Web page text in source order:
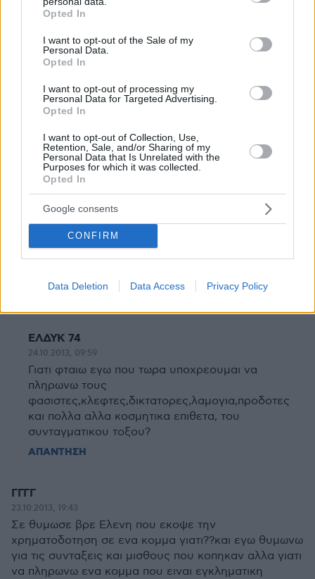
grant or deny consent to Google and its third-party tags to
use your data for below specified purposes in below Google
consent section.
Opted In
I want to opt-out of the Sale of my
Personal Data.
Opted In
I want to opt-out of processing my
Personal Data for Targeted Advertising.
Opted In
I want to opt-out of Collection, Use,
Retention, Sale, and/or Sharing of my
Personal Data that Is Unrelated with the
Purposes for which it was collected.
Opted In
Google consents
CONFIRM
Data Deletion Data Access Privacy Policy
ΦΟΝΟ-Αυγή γιά "να ξεβρωμίσει η Ελλάδα"; Αφού
του ΡΑΤΣΙΣΜΟΥ και του ΜΙΣΟΥΣ είναι...
ΑΠΑΝΤΗΣΗ
23.10.2013, 19:49
Σωστο στο σωστο θα ελεγα!!και αργησαν οσο για την
αντιδραση...τοσα κομματα υπαρχουν...την
εγκληματικη οργανωση βρηκες!!
ΑΠΑΝΤΗΣΗ
ΓΓΓΓ
23.10.2013, 19:48
και γω τι σου φταιω να πληρωνω μια εγκληματικη
δεν περιμενε τα ψιχουλα!!
ΕΛΔΥΚ 74
24.10.2013, 09:59
Γιατι φταιω εγω που τωρα υποχρεουμαι να
πληρωνω τους
φασιστες,κλεφτες,δικτατορες,λαμογια,προδοτες
και πολλα αλλα κοσμητικα επιθετα, του
συνταγματικου τοξου?
ΑΠΑΝΤΗΣΗ
ΓΓΓΓ
23.10.2013, 19:43
Σε θυμωσε βρε Ελενη που εκοψε την
χρηματοδοτηση σε ενα κομμα γιατι??και εγω θυμωνω
για τις συνταξεις και μισθους που κοπηκαν αλλα γιατι
να πληρωνω ενα κομμα που ειναι εγκληματικη